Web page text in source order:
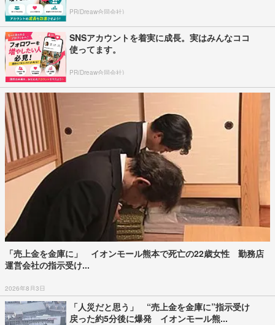
PR(Dreaw合同会社)
SNSアカウントを着実に成長。実はみんなココ
使ってます。
PR(Dreaw合同会社)
「売上金を金庫に」 イオンモール熊本で死亡の22歳女性 勤務店
運営会社の指示受け...
2026年8月3日
「人災だと思う」 “売上金を金庫に”指示受け
戻った約5分後に爆発 イオンモール熊...